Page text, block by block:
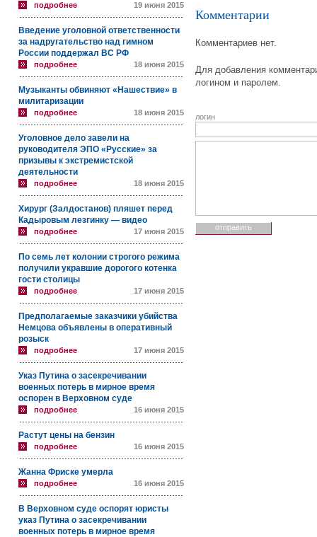
подробнее 19 июня 2015
Введение уголовной ответственности
за надругательство над гимном
России поддержал ВС РФ
подробнее 18 июня 2015
Музыканты обвиняют «Нашествие» в
милитаризации
подробнее 18 июня 2015
Уголовное дело завели на
руководителя ЭПО «Русские» за
призывы к экстремистской
деятельности
подробнее 18 июня 2015
Хирург (Залдостанов) пляшет перед
Кадыровым лезгинку — видео
подробнее 17 июня 2015
По семь лет колонии строгого режима
получили укравшие дорогого котенка
гости столицы
подробнее 17 июня 2015
Предполагаемые заказчики убийства
Немцова объявлены в оперативный
розыск
подробнее 17 июня 2015
Указ Путина о засекречивании
военных потерь в мирное время
оспорен в Верховном суде
подробнее 16 июня 2015
Растут цены на бензин
подробнее 16 июня 2015
Жанна Фриске умерла
подробнее 16 июня 2015
В Верховном суде оспорят юристы
указ Путина о засекречивании
военных потерь в мирное время
Комментарии
Комментариев нет.
Для добавления
логином и паролем.
логин